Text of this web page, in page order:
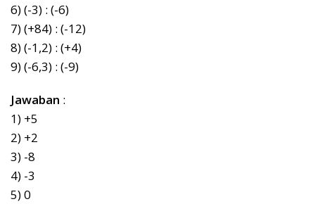
6) (-3) : (-6)
7) (+84) : (-12)
8) (-1,2) : (+4)
9) (-6,3) : (-9)
Jawaban :
1) +5
2) +2
3) -8
4) -3
5) 0